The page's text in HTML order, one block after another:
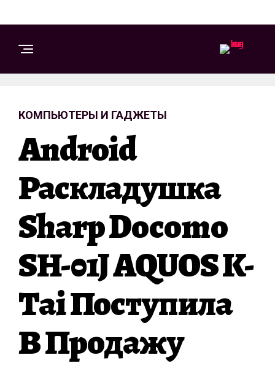
КОМПЬЮТЕРЫ И ГАДЖЕТЫ
Android
Раскладушка
Sharp Docomo
SH-01J AQUOS K-
Tai Поступила
В Продажу